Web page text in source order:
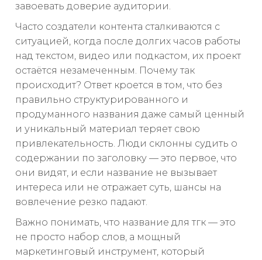
завоевать доверие аудитории.
Часто создатели контента сталкиваются с
ситуацией, когда после долгих часов работы
над текстом, видео или подкастом, их проект
остаётся незамеченным. Почему так
происходит? Ответ кроется в том, что без
правильно структурированного и
продуманного названия даже самый ценный
и уникальный материал теряет свою
привлекательность. Люди склонны судить о
содержании по заголовку — это первое, что
они видят, и если название не вызывает
интереса или не отражает суть, шансы на
вовлечение резко падают.
Важно понимать, что название для тгк — это
не просто набор слов, а мощный
маркетинговый инструмент, который